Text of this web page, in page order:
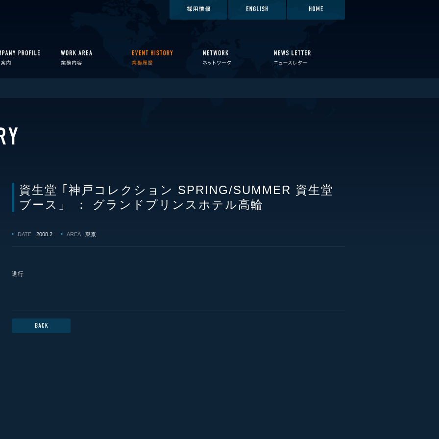
資生堂 ｢神戸コレクション SPRING/SUMMER 資生堂
ブース」 ： グランドプリンスホテル高輪
DATE 2008.2 AREA 東京
進行